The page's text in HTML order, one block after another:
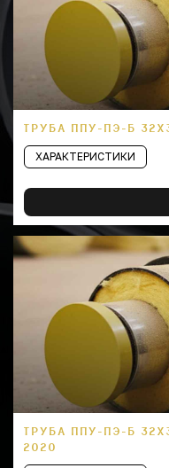
ТРУБА ППУ-ПЭ-Б
ХАРАКТЕРИСТИКИ
ТРУБА ППУ-ПЭ-Б
2020